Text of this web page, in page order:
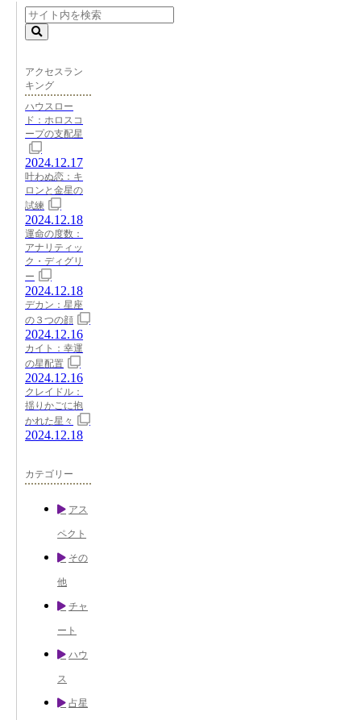
アクセスラン
キング
ハウスロー
ド：ホロスコ
ープの支配星
2024.12.17
叶わぬ恋：キ
ロンと金星の
試練
2024.12.18
運命の度数：
アナリティッ
ク・ディグリ
ー
2024.12.18
デカン：星座
の３つの顔
2024.12.16
カイト：幸運
の星配置
2024.12.16
クレイドル：
揺りかごに抱
かれた星々
2024.12.18
カテゴリー
アス
ペクト
その
他
チャ
ート
ハウ
ス
占星